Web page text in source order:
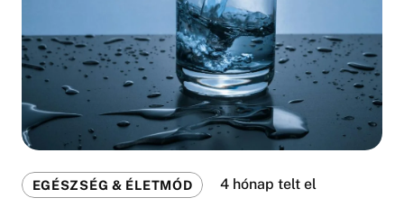
EGÉSZSÉG & ÉLETMÓD 4 hónap telt el